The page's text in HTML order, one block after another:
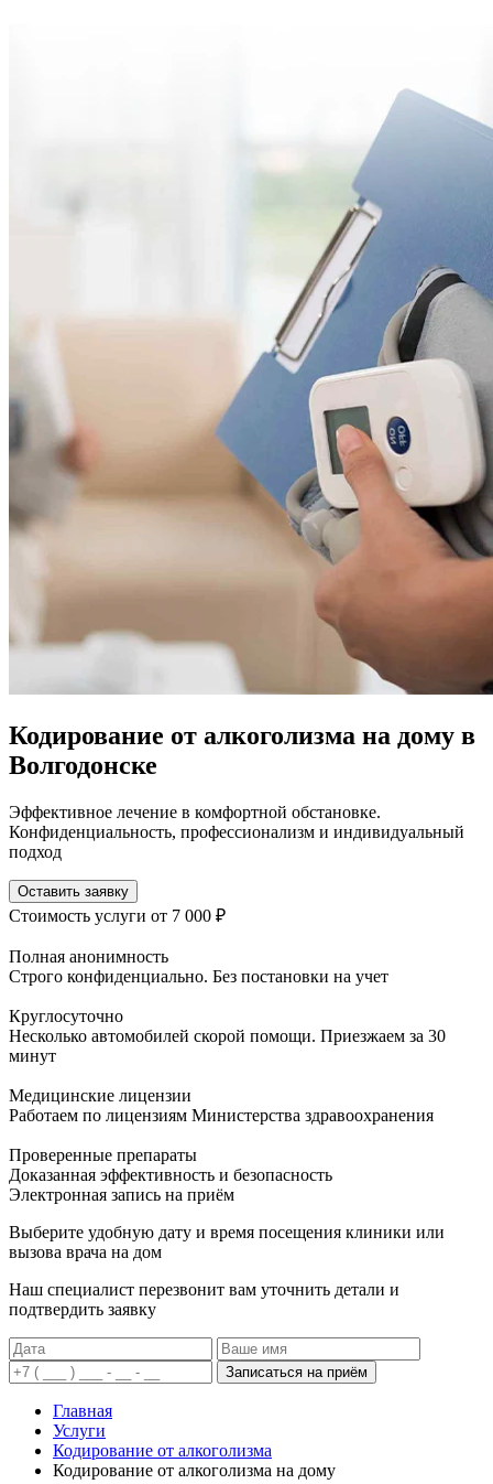
Кодирование от алкоголизма на дому в
Волгодонске
Эффективное лечение в комфортной обстановке.
Конфиденциальность, профессионализм и индивидуальный
подход
Оставить заявку
Стоимость услуги от 7 000 ₽
Полная анонимность
Строго конфиденциально. Без постановки на учет
Круглосуточно
Несколько автомобилей скорой помощи. Приезжаем за 30
минут
Медицинские лицензии
Работаем по лицензиям Министерства здравоохранения
Проверенные препараты
Доказанная эффективность и безопасность
Электронная запись на приём
Выберите удобную дату и время посещения клиники или
вызова врача на дом
Наш специалист перезвонит вам уточнить детали и
подтвердить заявку
Записаться на приём
Главная
Услуги
Кодирование от алкоголизма
Кодирование от алкоголизма на дому